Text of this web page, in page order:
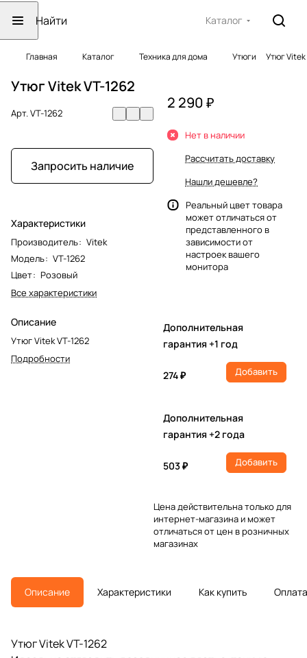
Каталог
Главная Каталог Техника для дома Утюги Утюг Vitek
Утюг Vitek VT-1262
Арт.VT-1262
Запросить наличие
Характеристики
Производитель: Vitek
Модель: VT-1262
Цвет: Розовый
Все характеристики
Описание
Утюг Vitek VT-1262
Подробности
2 290 ₽
Нет в наличии
Рассчитать доставку
Нашли дешевле?
Реальный цвет товара
может отличаться от
представленного в
зависимости от
настроек вашего
монитора
Дополнительная
гарантия +1 год
274 ₽ Добавить
Дополнительная
гарантия +2 года
503 ₽ Добавить
Цена действительна только для
интернет-магазина и может
отличаться от цен в розничных
магазинах
Описание Характеристики Как купить Оплата
Утюг Vitek VT-1262